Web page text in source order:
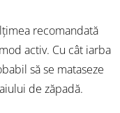
recomandată
activ. Cu cât iarba
să se mataseze
de zăpadă.